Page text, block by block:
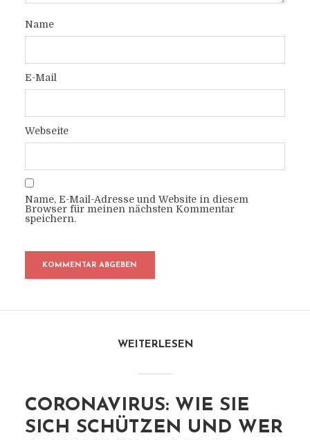
Name
E-Mail
Webseite
Name, E-Mail-Adresse und Website in diesem
Browser für meinen nächsten Kommentar
speichern.
WEITERLESEN
CORONAVIRUS: WIE SIE
SICH SCHÜTZEN UND WER